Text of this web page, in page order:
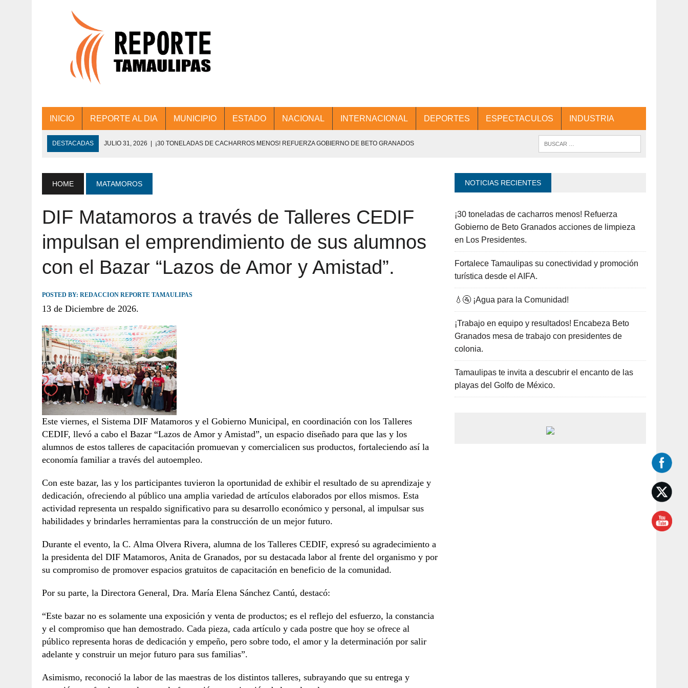
INICIO REPORTE AL DIA MUNICIPIO ESTADO NACIONAL INTERNACIONAL DEPORTES ESPECTACULOS INDUSTRIA
DESTACADAS JULIO 31, 2026 | ¡30 TONELADAS DE CACHARROS MENOS! REFUERZA GOBIERNO DE BETO GRANADOS
JULIO 30, 2026 | 💧🚰 ¡AGUA PARA LA COMUNIDAD!
JULIO 30, 2026 ¡TRABAJO EN EQUIPO Y RESULTADOS! ENCABEZA BETO GRANADOS MESA DE TRABAJO CON PRESIDENTES
JULIO 30, 2026 | TAMAULIPAS TE INVITA A DESCUBRIR EL ENCANTO DE LAS PLAYAS DEL GOLFO DE MÉXICO.
HOME MATAMOROS
DIF Matamoros a través de Talleres CEDIF
impulsan el emprendimiento de sus alumnos
con el Bazar “Lazos de Amor y Amistad”.
POSTED BY: REDACCION REPORTE TAMAULIPAS
13 de Diciembre de 2026.
Este viernes, el Sistema DIF Matamoros y el Gobierno Municipal, en coordinación con los Talleres
CEDIF, llevó a cabo el Bazar “Lazos de Amor y Amistad”, un espacio diseñado para que las y los
alumnos de estos talleres de capacitación promuevan y comercialicen sus productos, fortaleciendo así la
economía familiar a través del autoempleo.
Con este bazar, las y los participantes tuvieron la oportunidad de exhibir el resultado de su aprendizaje y
dedicación, ofreciendo al público una amplia variedad de artículos elaborados por ellos mismos. Esta
actividad representa un respaldo significativo para su desarrollo económico y personal, al impulsar sus
habilidades y brindarles herramientas para la construcción de un mejor futuro.
Durante el evento, la C. Alma Olvera Rivera, alumna de los Talleres CEDIF, expresó su agradecimiento a
la presidenta del DIF Matamoros, Anita de Granados, por su destacada labor al frente del organismo y por
su compromiso de promover espacios gratuitos de capacitación en beneficio de la comunidad.
Por su parte, la Directora General, Dra. María Elena Sánchez Cantú, destacó:
“Este bazar no es solamente una exposición y venta de productos; es el reflejo del esfuerzo, la constancia
y el compromiso que han demostrado. Cada pieza, cada artículo y cada postre que hoy se ofrece al
público representa horas de dedicación y empeño, pero sobre todo, el amor y la determinación por salir
adelante y construir un mejor futuro para sus familias”.
Asimismo, reconoció la labor de las maestras de los distintos talleres, subrayando que su entrega y
NOTICIAS RECIENTES
¡30 toneladas de cacharros menos! Refuerza
Gobierno de Beto Granados acciones de limpieza
en Los Presidentes.
Fortalece Tamaulipas su conectividad y promoción
turística desde el AIFA.
💧🚰 ¡Agua para la Comunidad!
¡Trabajo en equipo y resultados! Encabeza Beto
Granados mesa de trabajo con presidentes de
colonia.
Tamaulipas te invita a descubrir el encanto de las
playas del Golfo de México.